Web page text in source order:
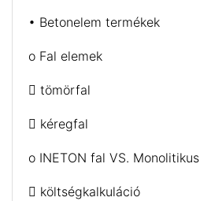
• Betonelem termékek
o Fal elemek
 tömörfal
 kéregfal
o INETON fal VS. Monolitikus
 költségkalkuláció